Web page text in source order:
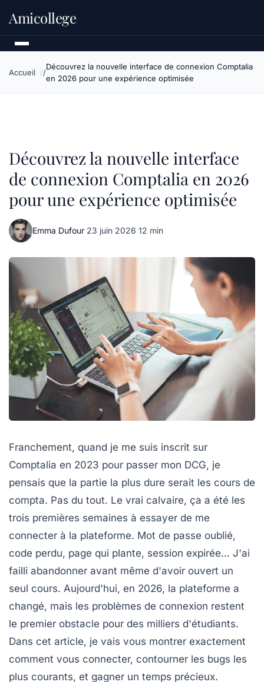
Amicollege
Accueil
Découvrez la nouvelle interface de connexion Comptalia
en 2026 pour une expérience optimisée
Découvrez la nouvelle interface
de connexion Comptalia en 2026
pour une expérience optimisée
Emma Dufour·23 juin 2026·12 min
Franchement, quand je me suis inscrit sur
Comptalia en 2023 pour passer mon DCG, je
pensais que la partie la plus dure serait les cours de
compta. Pas du tout. Le vrai calvaire, ça a été les
trois premières semaines à essayer de me
connecter à la plateforme. Mot de passe oublié,
code perdu, page qui plante, session expirée… J'ai
failli abandonner avant même d'avoir ouvert un
seul cours. Aujourd'hui, en 2026, la plateforme a
changé, mais les problèmes de connexion restent
le premier obstacle pour des milliers d'étudiants.
Dans cet article, je vais vous montrer exactement
comment vous connecter, contourner les bugs les
plus courants, et gagner un temps précieux.